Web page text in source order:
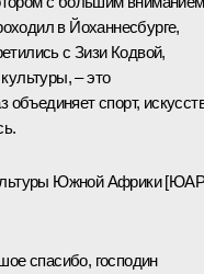
в Йоханнесбурге,
с Зизи Кодвой,
– это
объединяет спорт,
Южной Африки
спасибо, господин